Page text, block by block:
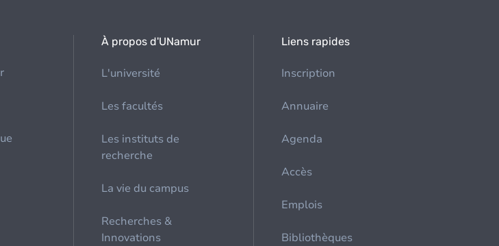
À propos d'UNamur
L'université
Les facultés
Les instituts de
recherche
La vie du campus
Recherches &
Innovations
Liens rapides
Inscription
Annuaire
Agenda
Accès
Emplois
Bibliothèques